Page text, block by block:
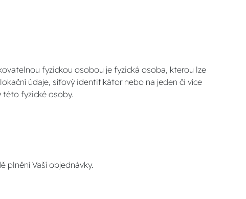
fyzickou osobou je fyzická osoba, kterou lze
údaje, síťový identifikátor nebo na jeden či více
této fyzické osoby.
plnění Vaší objednávky.